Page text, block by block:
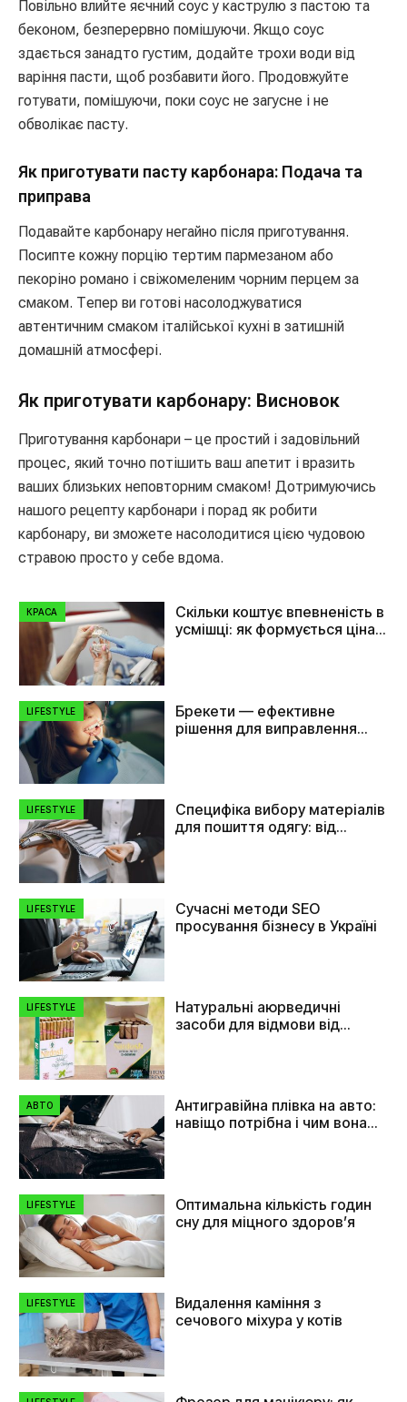
Повільно влийте яєчний соус у каструлю з пастою та
беконом, безперервно помішуючи. Якщо соус
здається занадто густим, додайте трохи води від
варіння пасти, щоб розбавити його. Продовжуйте
готувати, помішуючи, поки соус не загусне і не
обволікає пасту.
Як приготувати пасту карбонара: Подача та
приправа
Подавайте карбонару негайно після приготування.
Посипте кожну порцію тертим пармезаном або
пекоріно романо і свіжомеленим чорним перцем за
смаком. Тепер ви готові насолоджуватися
автентичним смаком італійської кухні в затишній
домашній атмосфері.
Як приготувати карбонару: Висновок
Приготування карбонари – це простий і задовільний
процес, який точно потішить ваш апетит і вразить
ваших близьких неповторним смаком! Дотримуючись
нашого рецепту карбонари і порад як робити
карбонару, ви зможете насолодитися цією чудовою
стравою просто у себе вдома.
КРАСА
Скільки коштує впевненість в
усмішці: як формується ціна
LIFESTYLE
Брекети — ефективне
рішення для виправлення
LIFESTYLE
Специфіка вибору матеріалів
для пошиття одягу: від
LIFESTYLE
Сучасні методи SEO
просування бізнесу в Україні
LIFESTYLE
Натуральні аюрведичні
засоби для відмови від
АВТО
Антигравійна плівка на авто:
навіщо потрібна і чим вона
LIFESTYLE
Оптимальна кількість годин
сну для міцного здоров’я
LIFESTYLE
Видалення каміння з
сечового міхура у котів